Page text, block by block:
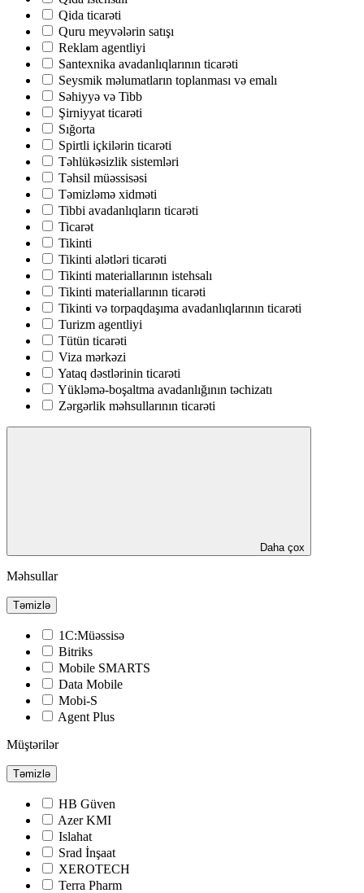
Qida ticarəti
Quru meyvələrin satışı
Reklam agentliyi
Santexnika avadanlıqlarının ticarəti
Seysmik məlumatların toplanması və emalı
Səhiyyə və Tibb
Şirniyyat ticarəti
Sığorta
Spirtli içkilərin ticarəti
Təhlükəsizlik sistemləri
Təhsil müəssisəsi
Təmizləmə xidməti
Tibbi avadanlıqların ticarəti
Ticarət
Tikinti
Tikinti alətləri ticarəti
Tikinti materiallarının istehsalı
Tikinti materiallarının ticarəti
Tikinti və torpaqdaşıma avadanlıqlarının ticarəti
Turizm agentliyi
Tütün ticarəti
Viza mərkəzi
Yataq dəstlərinin ticarəti
Yükləmə-boşaltma avadanlığının təchizatı
Zərgərlik məhsullarının ticarəti
Daha çox
Məhsullar
Təmizlə
1C:Müəssisə
Bitriks
Mobile SMARTS
Data Mobile
Mobi-S
Agent Plus
Müştərilər
Təmizlə
HB Güven
Azer KMI
Islahat
Srad İnşaat
XEROTECH
Terra Pharm